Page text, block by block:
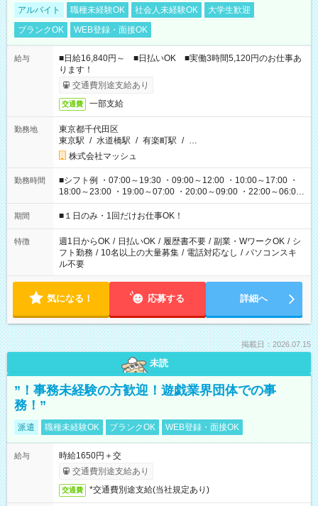
アルバイト 職種未経験OK 社会人未経験OK
大学生歓迎
ブランクOK
WEB登録・面接OK
給与
■日給16,840円～ ■日払いOK ■実働3時間5,120円のお仕事あ
ります！
交通費別途支給あり
交通費 一部支給
勤務地
東京都千代田区
東京駅 / 水道橋駅 / 有楽町駅 / …
株式会社マッシュ
勤務時間
■シフト例 ・07:00～19:30 ・09:00～12:00 ・10:00～17:00 ・
18:00～23:00 ・19:00～07:00 ・20:00～09:00 ・22:00～06:00
etc ★最短で3時間で5,120円のお仕事から 15時間で2万円近く稼
げるお仕事も！ ご希望のお時間に合わせてご紹介！ ※シフトは
ください！
期間 ■１日のみ・1回だけお仕事OK！
特徴 週1日からOK / 日払いOK / 履歴書不要 / 副業・WワークOK / シ
フト勤務 / 10名以上の大量募集 / 電話対応なし / パソコンスキ
ル不要
気になる！ 応募する 詳細へ
掲載日：2026.07.15
未読
”！事務未経験の方歓迎！遊戯業界団体での事
務！”
派遣 職種未経験OK ブランクOK WEB登録・面接OK
給与
時給1650円＋交
交通費別途支給あり
交通費 *交通費別途支給(当社規定あり)